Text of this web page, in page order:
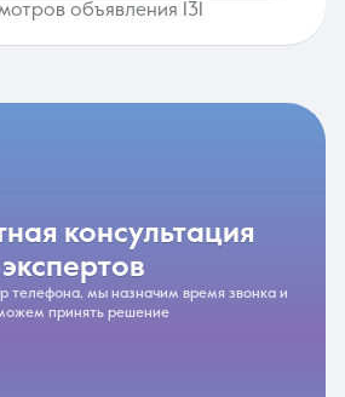
объявления 131
экспертов
телефона, мы назначим время звонка и
принять решение